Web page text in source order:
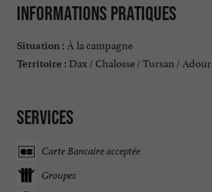
Informations pratiques
Situation : À la campagne
Territoire : Dax / Chalosse / Tursan / Adour
Services
Carte Bancaire acceptée
Groupes